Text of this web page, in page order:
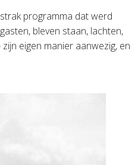
programma dat werd
bleven staan, lachten,
eigen manier aanwezig, en